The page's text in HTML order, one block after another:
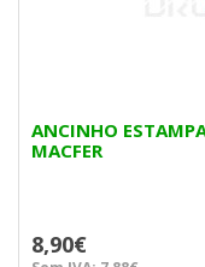
ANCINHO
MACFER
8,90€